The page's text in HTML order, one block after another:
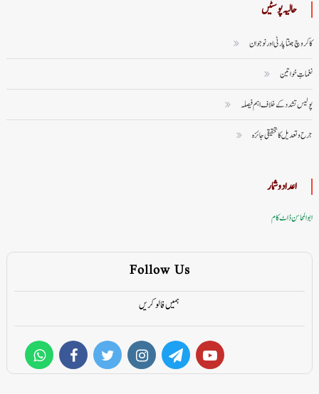
حالیہ پوسٹیں
کاکروچ جنتا پارٹی اور نوجوان
نغماتِ خواتین
پولیس تشدد کے خلاف اہم فیصلہ
جرح و تعدیل کا تحقیقی جائزہ
اعداد وشمار
ابوالمحاسن ڈاٹ کام
Follow Us
ہمیں فالو کریں